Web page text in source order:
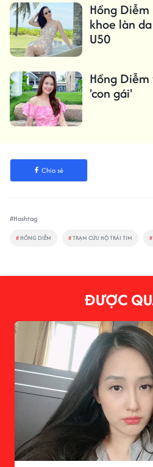
Hồng
khoe làn
U50
Hồng
'con gái'
Chia sẻ
#Hashtag
# HỒNG DIỄM #TRẠM CỨU HỘ TRÁI TIM #
ĐƯỢC